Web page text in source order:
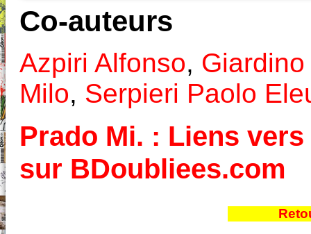
Co-auteurs
Azpiri Alfonso,
Milo, Serpieri Paolo
Prado Mi. : Liens
sur BDoubliees.com